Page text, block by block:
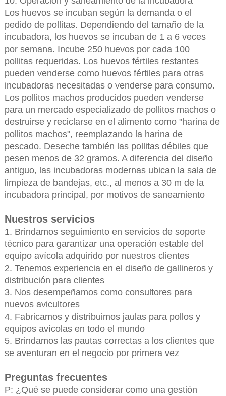
Los huevos se incuban según la demanda o el
pedido de pollitas. Dependiendo del tamaño de la
incubadora, los huevos se incuban de 1 a 6 veces
por semana. Incube 250 huevos por cada 100
pollitas requeridas. Los huevos fértiles restantes
pueden venderse como huevos fértiles para otras
incubadoras necesitadas o venderse para consumo.
Los pollitos machos producidos pueden venderse
para un mercado especializado de pollitos machos o
destruirse y reciclarse en el alimento como "harina de
pollitos machos", reemplazando la harina de
pescado. Deseche también las pollitas débiles que
pesen menos de 32 gramos. A diferencia del diseño
antiguo, las incubadoras modernas ubican la sala de
limpieza de bandejas, etc., al menos a 30 m de la
incubadora principal, por motivos de saneamiento
Nuestros servicios
1. Brindamos seguimiento en servicios de soporte
técnico para garantizar una operación estable del
equipo avícola adquirido por nuestros clientes
2. Tenemos experiencia en el diseño de gallineros y
distribución para clientes
3. Nos desempeñamos como consultores para
nuevos avicultores
4. Fabricamos y distribuimos jaulas para pollos y
equipos avícolas en todo el mundo
5. Brindamos las pautas correctas a los clientes que
se aventuran en el negocio por primera vez
Preguntas frecuentes
P: ¿Qué se puede considerar como una gestión